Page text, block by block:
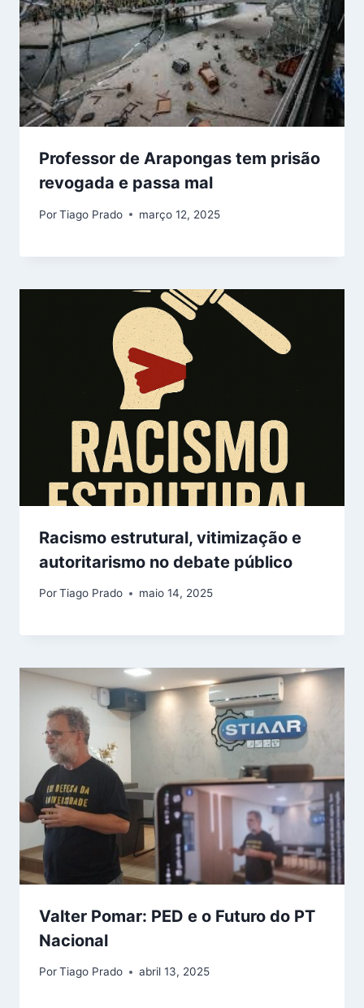
Professor de Arapongas tem prisão
revogada e passa mal
PorTiago Prado março 12, 2025
Racismo estrutural, vitimização e
autoritarismo no debate público
PorTiago Prado maio 14, 2025
Valter Pomar: PED e o Futuro do PT
Nacional
PorTiago Prado abril 13, 2025